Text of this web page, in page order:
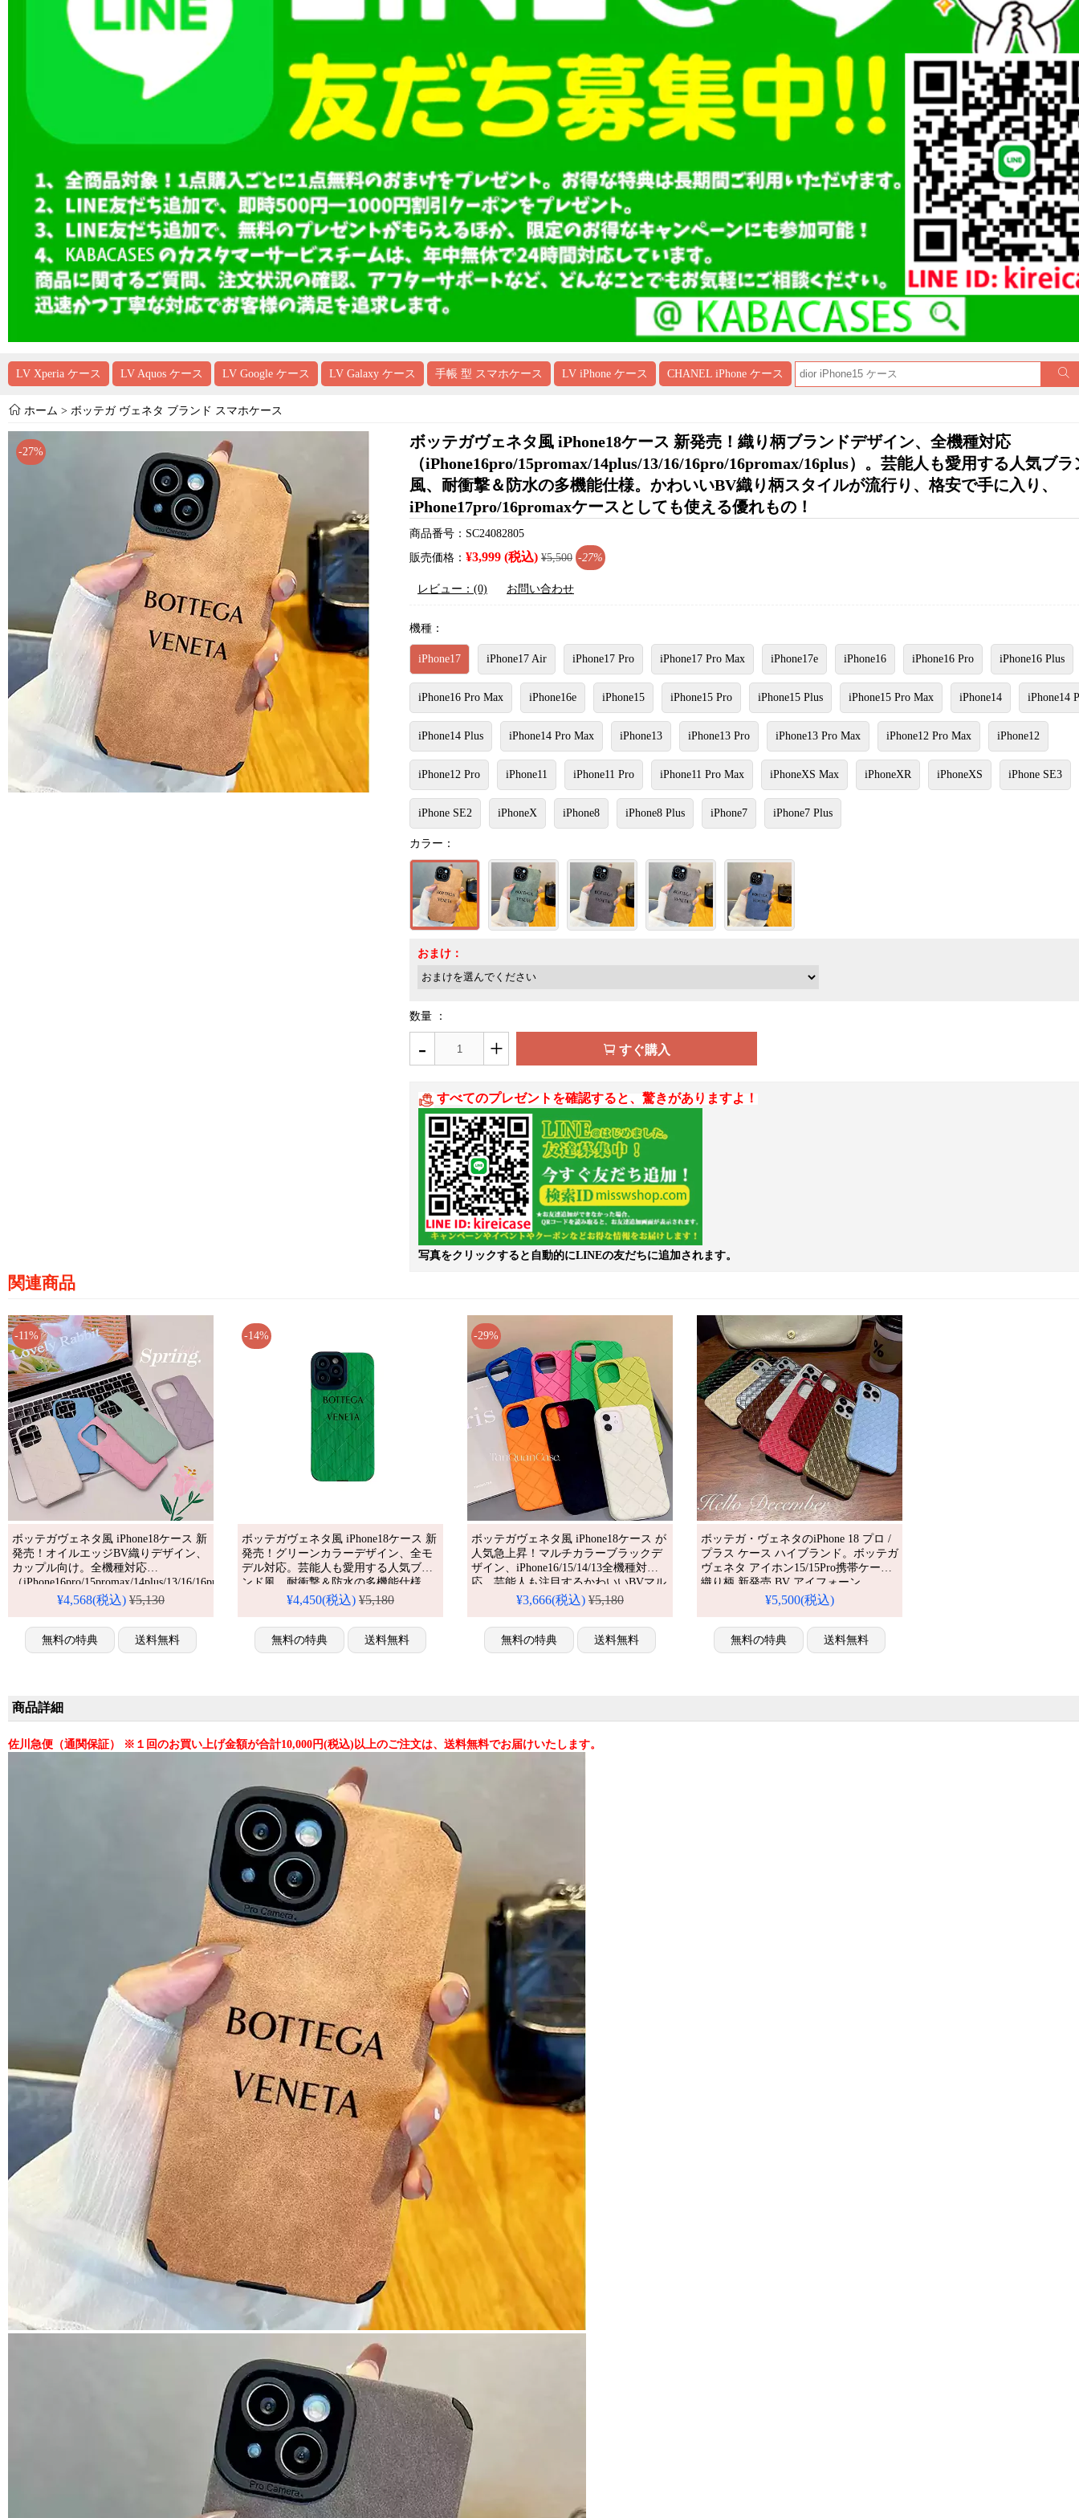
LV Xperia ケース LV Aquos ケース LV Google ケース LV Galaxy ケース 手帳 型 スマホケース LV iPhone ケース CHANEL iPhone ケース
ホーム > ボッテガ ヴェネタ ブランド スマホケース
-27%
ボッテガヴェネタ風 iPhone18ケース 新発売！織り柄ブランドデザイン、全機種対応
（iPhone16pro/15promax/14plus/13/16/16pro/16promax/16plus）。芸能人も愛用する人気ブラ
風、耐衝撃＆防水の多機能仕様。かわいいBV織り柄スタイルが流行り、格安で手に入り、
iPhone17pro/16promaxケースとしても使える優れもの！
商品番号：SC24082805
販売価格： ¥3,999 (税込) ¥5,500 -27%
レビュー：(0) お問い合わせ
機種：
iPhone17 iPhone17 Air iPhone17 Pro iPhone17 Pro Max iPhone17e iPhone16 iPhone16 Pro iPhone16 Plus
iPhone16 Pro Max iPhone16e iPhone15 iPhone15 Pro iPhone15 Plus iPhone15 Pro Max iPhone14 iPhone14
iPhone14 Plus iPhone14 Pro Max iPhone13 iPhone13 Pro iPhone13 Pro Max iPhone12 Pro Max iPhone12
iPhone12 Pro iPhone11 iPhone11 Pro iPhone11 Pro Max iPhoneXS Max iPhoneXR iPhoneXS iPhone SE3
iPhone SE2 iPhoneX iPhone8 iPhone8 Plus iPhone7 iPhone7 Plus
カラー：
おまけ：
数量 ：
- + すぐ購入
すべてのプレゼントを確認すると、驚きがありますよ！
写真をクリックすると自動的にLINEの友だちに追加されます。
関連商品
-11%
ボッテガヴェネタ風 iPhone18ケース 新
発売！オイルエッジBV織りデザイン、
カップル向け。全機種対応
（iPhone16pro/15promax/14plus/13/16/16pro/16promax/16plus）。
芸能人も愛用する人気ブランド風、耐
織りスタイルが流行り、格安で手に入
り、iPhone17pro/16promaxケースとして
も使える優れもの！
¥4,568(税込) ¥5,130
無料の特典 送料無料
-14%
ボッテガヴェネタ風 iPhone18ケース 新
発売！グリーンカラーデザイン、全モ
デル対応。芸能人も愛用する人気ブラ
ンド風、耐衝撃＆防水の多機能仕様。
かわいいグリーンスタイルが流行り、
ケースとしても使える優れもの！
¥4,450(税込) ¥5,180
無料の特典 送料無料
-29%
ボッテガヴェネタ風 iPhone18ケース が
人気急上昇！マルチカラーブラックデ
ザイン、iPhone16/15/14/13全機種対
応。芸能人も注目するかわいいBVマル
チカラースタイル、耐衝撃＆防水機能
iPhone17pro/16promaxケースとしてもお
すすめの多機能アイテム！流行りの最
先端を行く一品。（スマホケース黒）
¥3,666(税込) ¥5,180
無料の特典 送料無料
ボッテガ・ヴェネタのiPhone 18 プロ /
プラス ケース ハイブランド。ボッテガ
ヴェネタ アイホン15/15Pro携帯ケース
織り柄 新発売 BV アイフォーン
14/14promax携帯カバー 綺麗 iphone13
ネタ アイフォーン12promax/12mini お
しゃれ Bottega Veneta カバー 安い通
販。芸能人も愛用す
¥5,500(税込)
無料の特典 送料無料
商品詳細
佐川急便（通関保証） ※１回のお買い上げ金額が合計10,000円(税込)以上のご注文は、送料無料でお届けいたします。